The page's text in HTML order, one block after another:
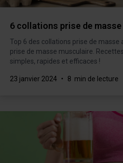
Coupe faim
PAUSE GOURMANDE
6 collations prise de masse
Top 6 des collations prise de
prise de masse musculaire.
simples, rapides et efficaces !
23 janvier 2024 • 8 min de lecture